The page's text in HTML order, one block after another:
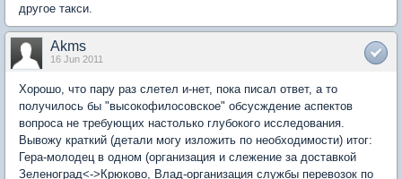
другое такси.
Akms
16 Jun 2011
Хорошо, что пару раз слетел и-нет, пока писал ответ, а то
получилось бы "высокофилосовское" обсусждение аспектов
вопроса не требующих настолько глубокого исследования.
Вывожу краткий (детали могу изложить по необходимости) итог:
Гера-молодец в одном (организация и слежение за доставкой
Зеленоград<->Крюково, Влад-организация службы перевозок по